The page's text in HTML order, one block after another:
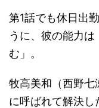
第1話でも休日出
うに、彼の能力
む」。
牧高美和（西野七
に呼ばれて解決し